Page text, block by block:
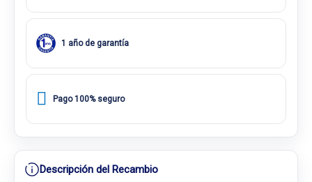
1 año de garantía
Pago 100% seguro
Descripción del Recambio